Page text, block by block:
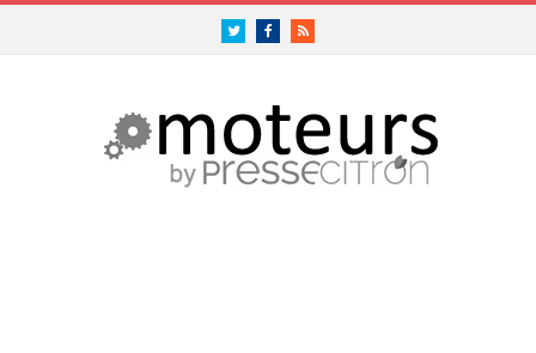
TwitterFacebookRSS